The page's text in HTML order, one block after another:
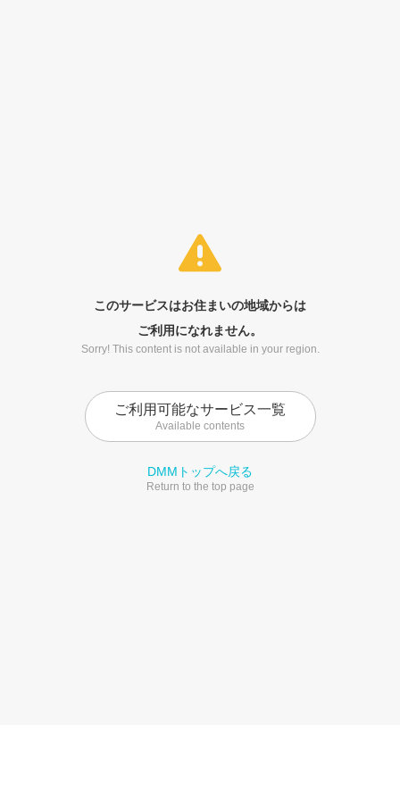
このサービスはお住まいの地域からは
ご利用になれません。
Sorry! This content is not available in your region.
ご利用可能なサービス一覧
Available contents
DMMトップへ戻る
Return to the top page